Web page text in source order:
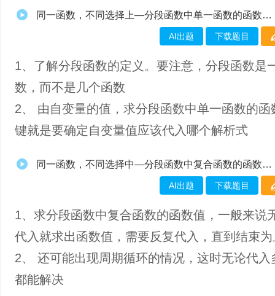
同一函数，不同选择上—分段函数中单一函数的函数值求法
AI出题 下载题目
1、了解分段函数的定义。要注意，分段函数是
数，而不是几个函数
2、 由自变量的值，求分段函数中单一函数的函
键就是要确定自变量值应该代入哪个解析式
同一函数，不同选择中—分段函数中复合函数的函数值求法
AI出题 下载题目
1、求分段函数中复合函数的函数值，一般来说
代入就求出函数值，需要反复代入，直到结束为
2、 还可能出现周期循环的情况，这时无论代入
都能解决